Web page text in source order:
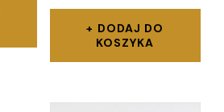
DODAJ DO
KOSZYKA